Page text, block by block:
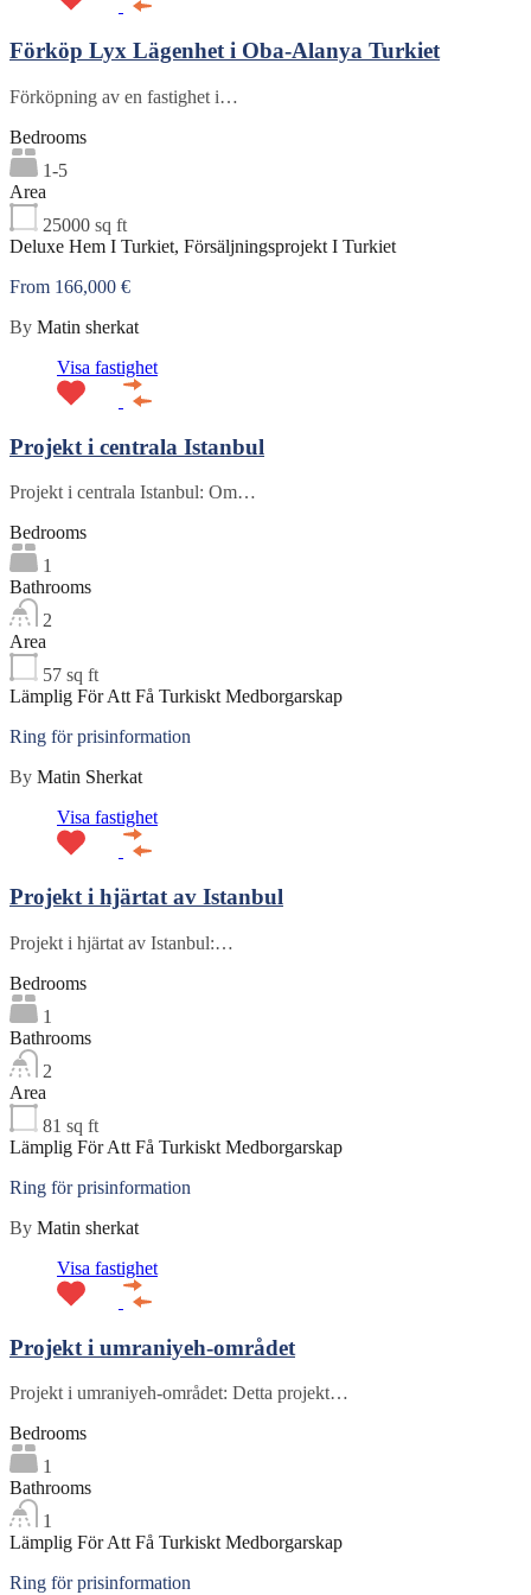
Förköp Lyx Lägenhet i Oba-Alanya Turkiet
Förköpning av en fastighet i…
Bedrooms
1-5
Area
25000 sq ft
Deluxe Hem I Turkiet, Försäljningsprojekt I Turkiet
From 166,000 €
By Matin sherkat
Visa fastighet
Projekt i centrala Istanbul
Projekt i centrala Istanbul: Om…
Bedrooms
1
Bathrooms
2
Area
57 sq ft
Lämplig För Att Få Turkiskt Medborgarskap
Ring för prisinformation
By Matin Sherkat
Visa fastighet
Projekt i hjärtat av Istanbul
Projekt i hjärtat av Istanbul:…
Bedrooms
1
Bathrooms
2
Area
81 sq ft
Lämplig För Att Få Turkiskt Medborgarskap
Ring för prisinformation
By Matin sherkat
Visa fastighet
Projekt i umraniyeh-området
Projekt i umraniyeh-området: Detta projekt…
Bedrooms
1
Bathrooms
1
Lämplig För Att Få Turkiskt Medborgarskap
Ring för prisinformation